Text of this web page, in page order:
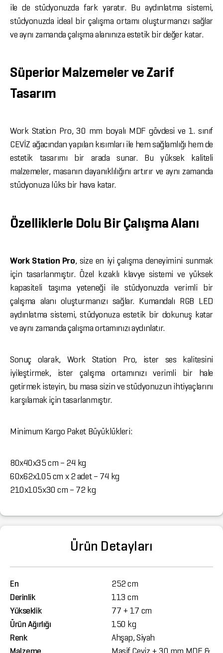
ile de stüdyonuzda fark yaratır. Bu aydınlatma sistemi,
stüdyonuzda ideal bir çalışma ortamı oluşturmanızı sağlar
ve aynı zamanda çalışma alanınıza estetik bir değer katar.
Süperior Malzemeler ve Zarif
Tasarım
Work Station Pro, 30 mm boyalı MDF gövdesi ve 1. sınıf
CEVİZ ağacından yapılan kısımları ile hem sağlamlığı hem de
estetik tasarımı bir arada sunar. Bu yüksek kaliteli
malzemeler, masanın dayanıklılığını artırır ve aynı zamanda
stüdyonuza lüks bir hava katar.
Özelliklerle Dolu Bir Çalışma Alanı
Work Station Pro, size en iyi çalışma deneyimini sunmak
için tasarlanmıştır. Özel kızaklı klavye sistemi ve yüksek
kapasiteli taşıma yeteneği ile stüdyonuzda verimli bir
çalışma alanı oluşturmanızı sağlar. Kumandalı RGB LED
aydınlatma sistemi, stüdyonuza estetik bir dokunuş katar
ve aynı zamanda çalışma ortamınızı aydınlatır.
Sonuç olarak, Work Station Pro, ister ses kalitesini
iyileştirmek, ister çalışma ortamınızı verimli bir hale
getirmek isteyin, bu masa sizin ve stüdyonuzun ihtiyaçlarını
karşılamak için tasarlanmıştır.
Minimum Kargo Paket Büyüklükleri:
80x40x35 cm – 24 kg
60x62x105 cm x 2 adet – 74 kg
210x105x30 cm – 72 kg
Ürün Detayları
En
252 cm
Derinlik
113 cm
Yükseklik
77 + 17 cm
Ürün Ağırlığı
150 kg
Renk
Ahşap, Siyah